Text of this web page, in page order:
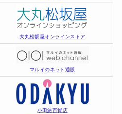
大丸松坂屋オンラインストア
マルイのネット通販
小田急百貨店